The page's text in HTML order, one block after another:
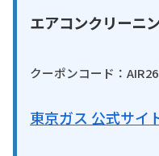
エアコンクリーニ
クーポンコード：
東京ガス 公式サイ